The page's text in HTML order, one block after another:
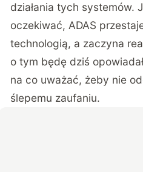
działania tych systemów.
oczekiwać, ADAS
technologią, a zaczyna
o tym będę dziś
na co uważać, żeby nie
ślepemu zaufaniu.